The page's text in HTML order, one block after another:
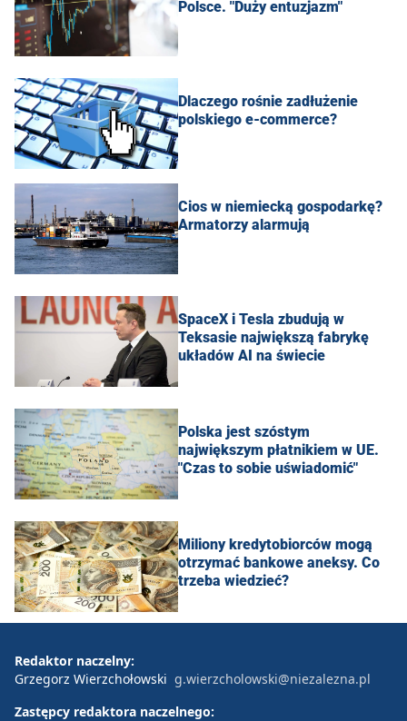
Polsce. "Duży entuzjazm"
Dlaczego rośnie zadłużenie
polskiego e-commerce?
Cios w niemiecką gospodarkę?
Armatorzy alarmują
SpaceX i Tesla zbudują w
Teksasie największą fabrykę
układów AI na świecie
Polska jest szóstym
największym płatnikiem w UE.
"Czas to sobie uświadomić"
Miliony kredytobiorców mogą
otrzymać bankowe aneksy. Co
trzeba wiedzieć?
Redaktor naczelny:
Grzegorz Wierzchołowski g.wierzcholowski@niezalezna.pl
Zastępcy redaktora naczelnego: